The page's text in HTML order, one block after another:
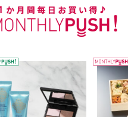
WEEKLY PUSH